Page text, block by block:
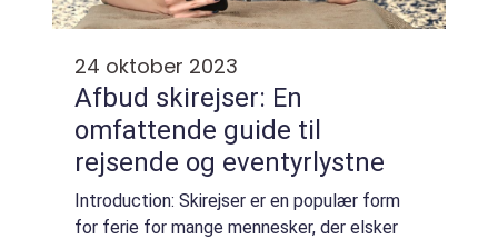
24 oktober 2023
Afbud skirejser: En
omfattende guide til
rejsende og eventyrlystne
Introduction: Skirejser er en populær form
for ferie for mange mennesker, der elsker